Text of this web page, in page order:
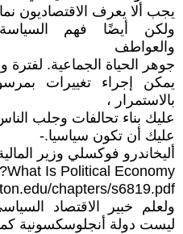
يجب ألا يعرف الاقتصاديون
ولكن أيضًا فهم
والعواطف
جوهر الحياة الجماعية.
يمكن إجراء تغييرات
بالاستمرار ،
عليك بناء تحالفات وجلب
عليك أن تكون سياسيا.-
أليخاندرو فوكسلي وزير
What Is Political Economy?
chapters/s6819.pdf
ولعلم خبير الاقتصاد
ليست دولة أنجلوسكسونية